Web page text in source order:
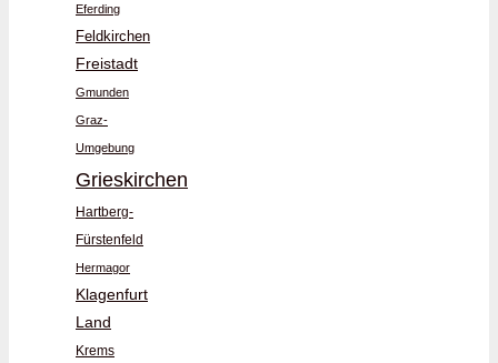
Eferding
Feldkirchen
Freistadt
Gmunden
Graz-
Umgebung
Grieskirchen
Hartberg-
Fürstenfeld
Hermagor
Klagenfurt
Land
Krems